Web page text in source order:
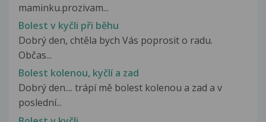
maminku.prozivam...
Bolest v kyčli při běhu
Dobrý den, chtěla bych Vás poprosit o radu.
Občas...
Bolest kolenou, kyčlí a zad
Dobrý den.... trápí mě bolest kolenou a zad a v
poslední...